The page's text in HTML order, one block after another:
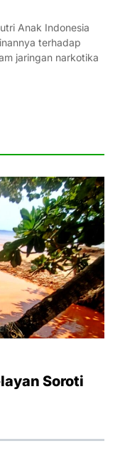
Anak Indonesia
terhadap
jaringan narkotika
Soroti